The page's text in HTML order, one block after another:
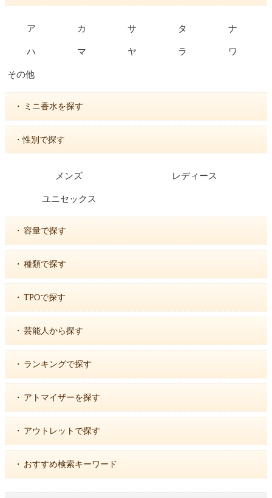
ア カ サ タ ナ
ハ マ ヤ ラ ワ
その他
・ ミニ香水を探す
・性別で探す
メンズ レディース
ユニセックス
・ 容量で探す
・ 種類で探す
・ TPOで探す
・ 芸能人から探す
・ ランキングで探す
・ アトマイザーを探す
・ アウトレットで探す
・ おすすめ検索キーワード